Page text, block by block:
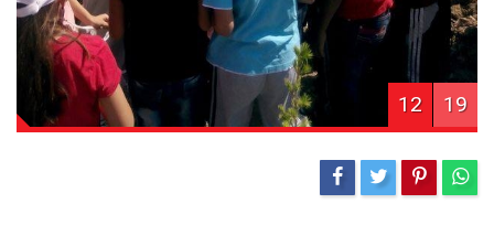
12 19